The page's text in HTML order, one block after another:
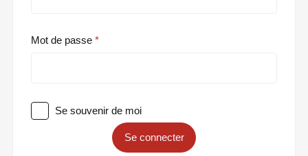
Mot de passe
Se souvenir de moi
Se connecter